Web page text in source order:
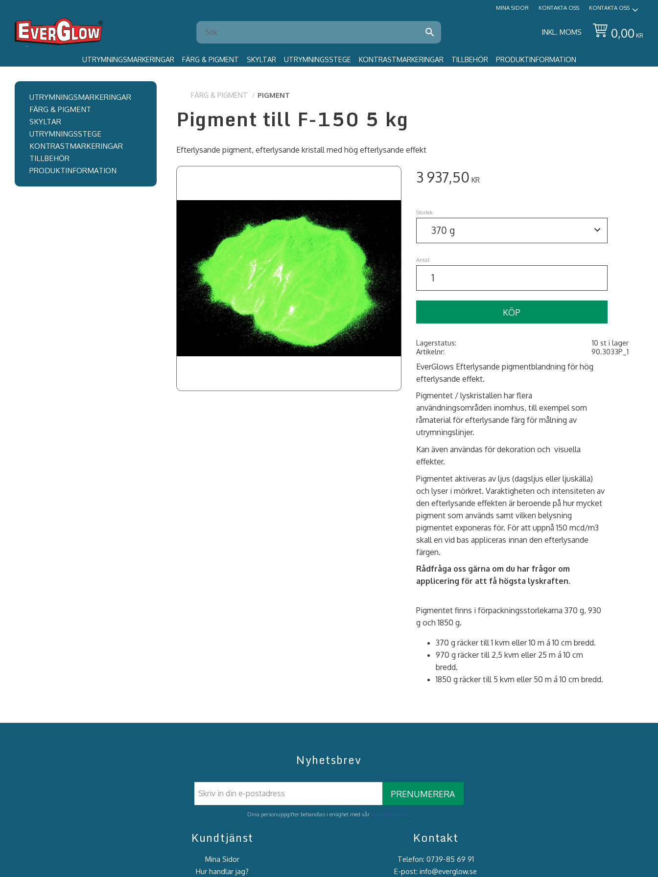
MINA SIDOR KONTAKTA OSS KONTAKTA OSS
INKL. MOMS 0,00 KR
UTRYMNINGSMARKERINGAR FÄRG & PIGMENT SKYLTAR UTRYMNINGSSTEGE KONTRASTMARKERINGAR TILLBEHÖR PRODUKTINFORMATION
FÄRG & PIGMENT PIGMENT
Pigment till F-150 5 kg
Efterlysande pigment, efterlysande kristall med hög efterlysande effekt
3 937,50 KR
Storlek
Antal
KÖP
Lagerstatus
10 st i lager
Artikelnr
90.3033P_1
EverGlows Efterlysande pigmentblandning för hög
efterlysande effekt.
Pigmentet / lyskristallen har flera
användningsområden inomhus, till exempel som
råmaterial för efterlysande färg för målning av
utrymningslinjer.
Kan även användas för dekoration och visuella
effekter.
Pigmentet aktiveras av ljus (dagsljus eller ljuskälla)
och lyser i mörkret. Varaktigheten och intensiteten av
den efterlysande effekten är beroende på hur mycket
pigment som används samt vilken belysning
pigmentet exponeras för. För att uppnå 150 mcd/m3
skall en vid bas appliceras innan den efterlysande
färgen.
Rådfråga oss gärna om du har frågor om
applicering för att få högsta lyskraften.
Pigmentet finns i förpackningsstorlekarna 370 g, 930
g och 1850 g.
370 g räcker till 1 kvm eller 10 m á 10 cm bredd.
970 g räcker till 2,5 kvm eller 25 m á 10 cm
bredd.
1850 g räcker till 5 kvm eller 50 m á 10 cm bredd.
UTRYMNINGSMARKERINGAR
FÄRG & PIGMENT
SKYLTAR
UTRYMNINGSSTEGE
KONTRASTMARKERINGAR
TILLBEHÖR
PRODUKTINFORMATION
Nyhetsbrev
PRENUMERERA
Dina personuppgifter behandlas i enlighet med vår integritetspolicy.
Kundtjänst
Mina Sidor
Hur handlar jag?
Kontakt
Telefon: 0739-85 69 91
E-post: info@everglow.se